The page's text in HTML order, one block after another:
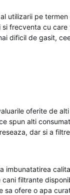
utilizarii pe
frecventa cu care
dificil de gasit,
oferite de
spun alti
dar si a
imbunatatirea
filtrante
sa ofere o apa